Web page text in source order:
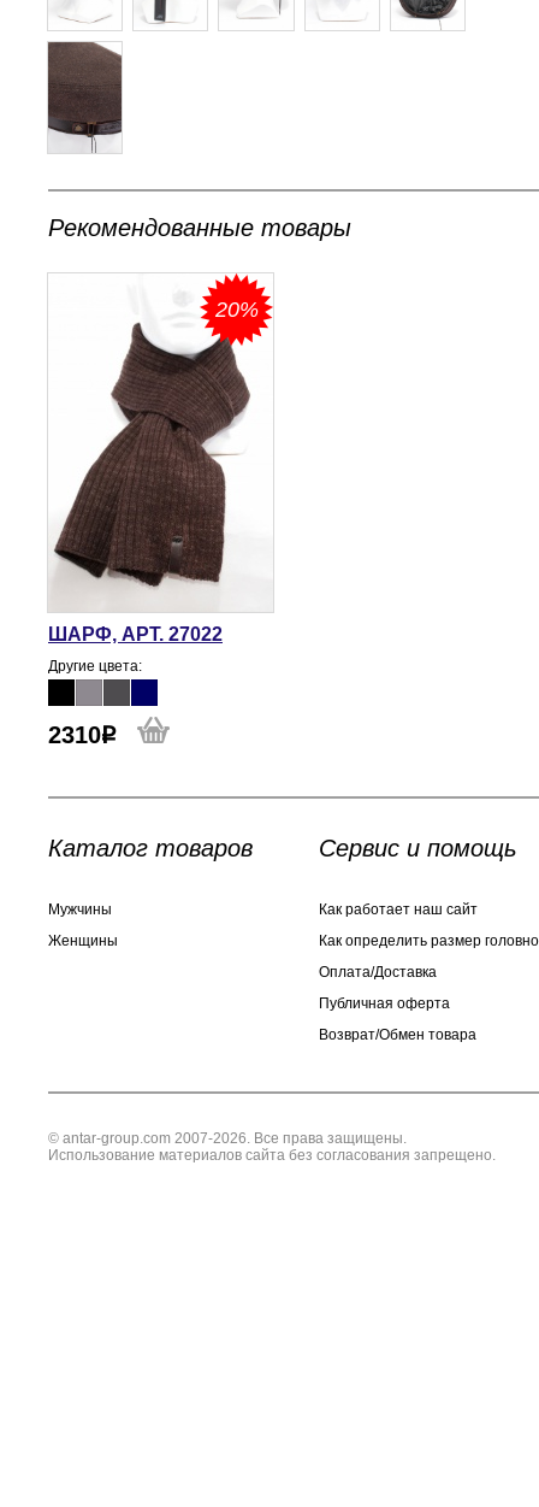
Рекомендованные товары
20%
ШАРФ, АРТ. 27022
Другие цвета:
2310
Каталог товаров
Мужчины
Женщины
Сервис и помощь
Как работает наш сайт
Как определить размер
Оплата/Доставка
Публичная оферта
Возврат/Обмен товара
© antar-group.com 2007-2026. Все права защищены.
Использование материалов сайта без согласования запрещено.